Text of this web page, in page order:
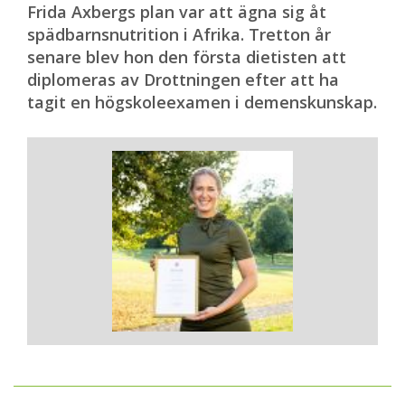
Frida Axbergs plan var att ägna sig åt
spädbarnsnutrition i Afrika. Tretton år
senare blev hon den första dietisten att
diplomeras av Drottningen efter att ha
tagit en högskoleexamen i demenskunskap.